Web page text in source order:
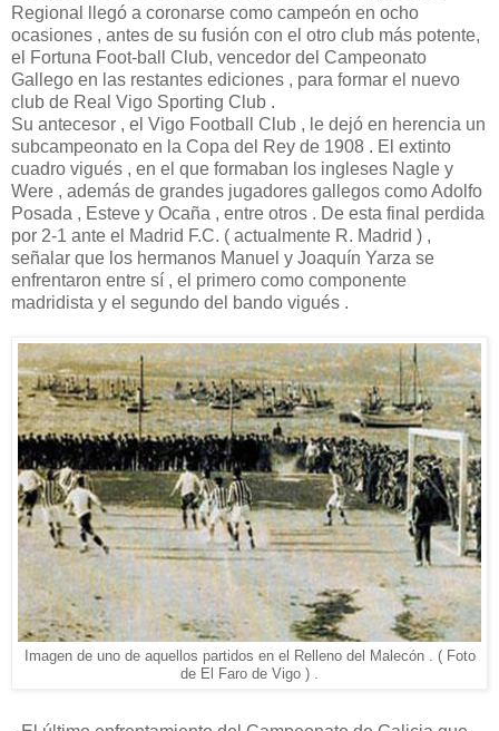
Regional llegó a coronarse como campeón en ocho
ocasiones , antes de su fusión con el otro club más potente,
el Fortuna Foot-ball Club, vencedor del Campeonato
Gallego en las restantes ediciones , para formar el nuevo
club de Real Vigo Sporting Club .
Su antecesor , el Vigo Football Club , le dejó en herencia un
subcampeonato en la Copa del Rey de 1908 . El extinto
cuadro vigués , en el que formaban los ingleses Nagle y
Were , además de grandes jugadores gallegos como Adolfo
Posada , Esteve y Ocaña , entre otros . De esta final perdida
por 2-1 ante el Madrid F.C. ( actualmente R. Madrid ) ,
señalar que los hermanos Manuel y Joaquín Yarza se
enfrentaron entre sí , el primero como componente
madridista y el segundo del bando vigués .
Imagen de uno de aquellos partidos en el Relleno del Malecón . ( Foto
de El Faro de Vigo ) .